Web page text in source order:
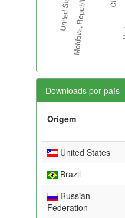
Downloads por país
Origem
United States
Brazil
Russian
Federation